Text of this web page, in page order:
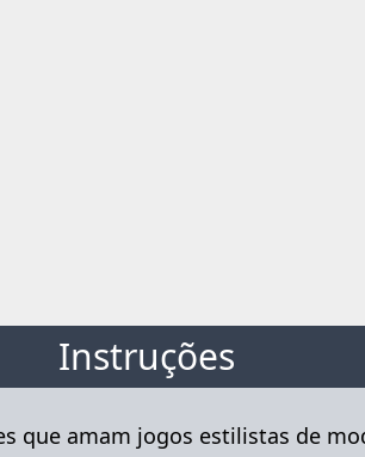
Instruções
que amam jogos estilistas de